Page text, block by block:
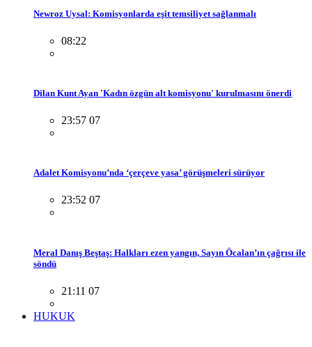
Newroz Uysal: Komisyonlarda eşit temsiliyet sağlanmalı
08:22
Dilan Kunt Ayan 'Kadın özgün alt komisyonu' kurulmasını önerdi
23:57 07
Adalet Komisyonu’nda ‘çerçeve yasa’ görüşmeleri sürüyor
23:52 07
Meral Danış Beştaş: Halkları ezen yangın, Sayın Öcalan’ın çağrısı ile
söndü
21:11 07
HUKUK